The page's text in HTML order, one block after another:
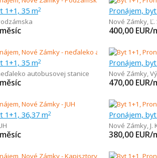
1+1, 35 m2 Pronájem,
Nové Zámky,
400,00 EUR/
1+1, 35 m2
autobusovej stanice
Pronájem,
Nové Zámky,
470,00 EUR/
1+1, 36,37 m2 Pronájem,
Nové Zámky, J.
380,00 EUR/